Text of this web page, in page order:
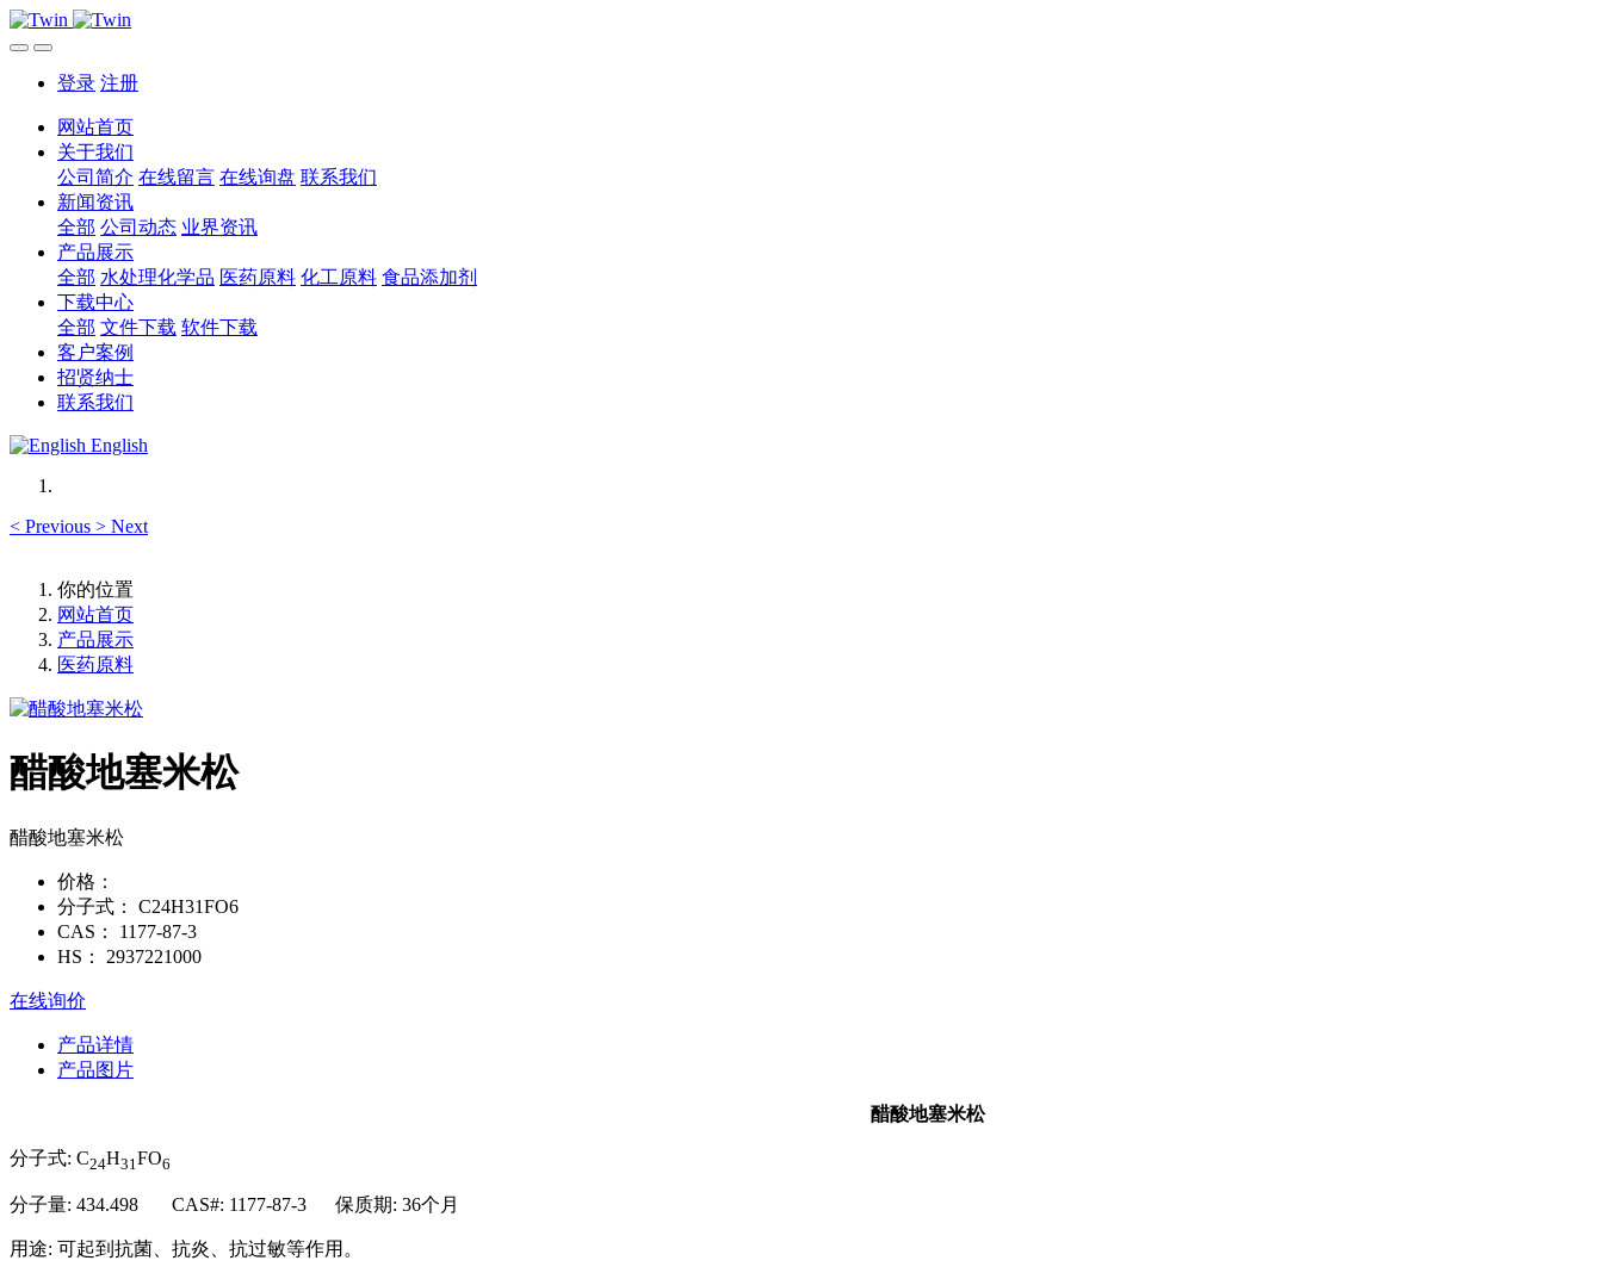
登录 注册
网站首页
关于我们
公司简介 在线留言 在线询盘 联系我们
新闻资讯
全部 公司动态 业界资讯
产品展示
全部 水处理化学品 医药原料 化工原料 食品添加剂
下载中心
全部 文件下载 软件下载
客户案例
招贤纳士
联系我们
English
< Previous > Next
你的位置
网站首页
产品展示
医药原料
醋酸地塞米松
醋酸地塞米松
价格：
分子式：
C24H31FO6
CAS：
1177-87-3
HS：
2937221000
在线询价
产品详情
产品图片
醋酸地塞米松
分子式: C24H31FO6
分子量: 434.498 CAS#: 1177-87-3 保质期: 36个月
用途: 可起到抗菌、抗炎、抗过敏等作用。